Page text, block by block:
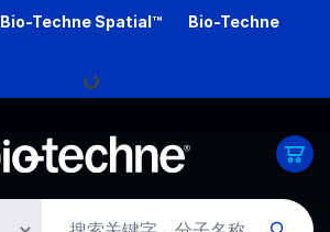
Bio-Techne Spatial™
Bio-Techne
Loading...